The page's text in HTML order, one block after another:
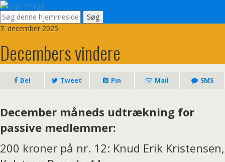
7. december 2025
Decembers vindere
Del Tweet Pin Mail SMS
December måneds udtrækning for
passive medlemmer:
200 kroner på nr. 12: Knud Erik Kristensen,